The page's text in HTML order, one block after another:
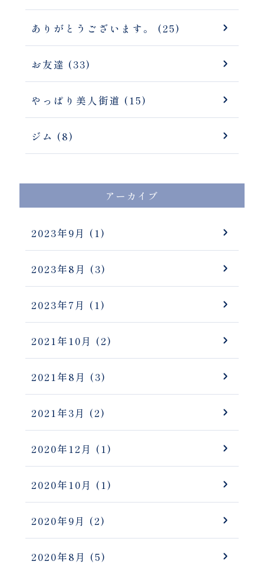
ありがとうございます。 (25)
お友達 (33)
やっぱり美人街道 (15)
ジム (8)
アーカイブ
2023年9月 (1)
2023年8月 (3)
2023年7月 (1)
2021年10月 (2)
2021年8月 (3)
2021年3月 (2)
2020年12月 (1)
2020年10月 (1)
2020年9月 (2)
2020年8月 (5)